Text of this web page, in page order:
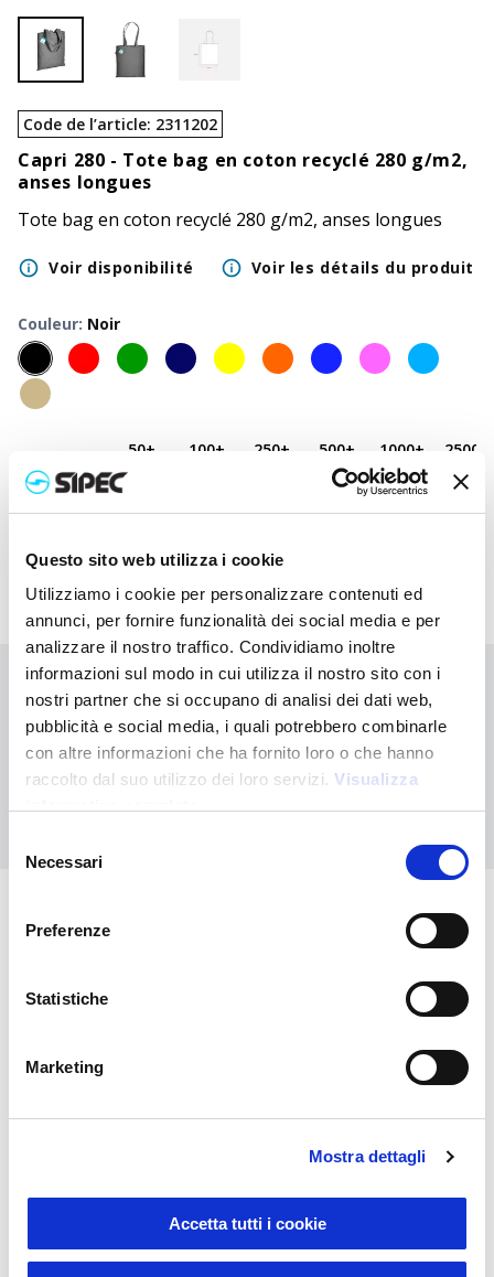
Questo sito web utilizza i cookie
Utilizziamo i cookie per personalizzare contenuti ed
annunci, per fornire funzionalità dei social media e per
analizzare il nostro traffico. Condividiamo inoltre
informazioni sul modo in cui utilizza il nostro sito con i
nostri partner che si occupano di analisi dei dati web,
pubblicità e social media, i quali potrebbero combinarle
con altre informazioni che ha fornito loro o che hanno
raccolto dal suo utilizzo dei loro servizi. Visualizza
delNecessari
Preferenze
Statistiche
Marketing
Mostra dettagli
Accetta tutti i cookie
Code de l’article: 2311202
Capri 280 - Tote bag en coton recyclé 280 g/m2,
anses longues
Tote bag en coton recyclé 280 g/m2, anses longues
Voir disponibilité Voir les détails du produit
Couleur: Noir
50+ 100+ 250+ 500+ 1000+ 2500
Prix neutre
3,700 3,700€ 3,700€ 3,700
Prix
imprimé
Vous n'avez pas trouvé ce que vous cherchiez ?
Contactez-nous pour obtenir de l'aide ou demandez votre
commande personnalisée
Nous contacter
Vous pourriez également être